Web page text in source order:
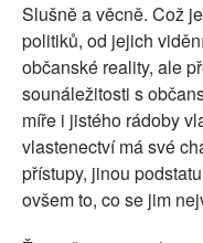
Slušně a věcně. Což
politiků, od jejich
občanské reality, ale
sounáležitosti s
míře i jistého rádoby
vlastenectví má své
přístupy, jinou
ovšem to, co se jim